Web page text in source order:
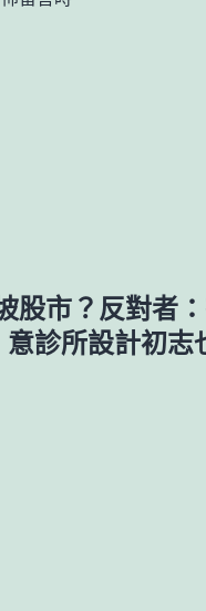
股市？反對者
意診所設計初志